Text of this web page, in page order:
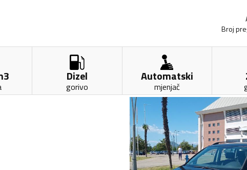
Broj
Dizel
gorivo
Automatski
mjenjač